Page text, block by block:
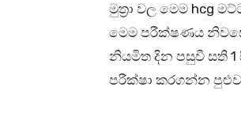
මුත්‍රා වල මෙම hcg
මෙම පරීක්ෂණය
නියමිත දින පසුවී සති 1
පරීක්ෂා කරගන්න